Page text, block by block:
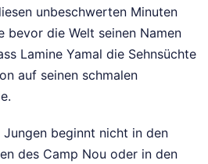
unbeschwerten Minuten
bevor die Welt seinen Namen
Lamine Yamal die Sehnsüchte
auf seinen schmalen
Jungen beginnt nicht in den
des Camp Nou oder in den